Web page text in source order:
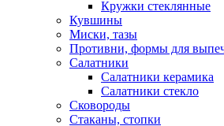
Кружки стеклянные
Кувшины
Миски, тазы
Противни, формы для
Салатники
Салатники керамика
Салатники стекло
Сковороды
Стаканы, стопки